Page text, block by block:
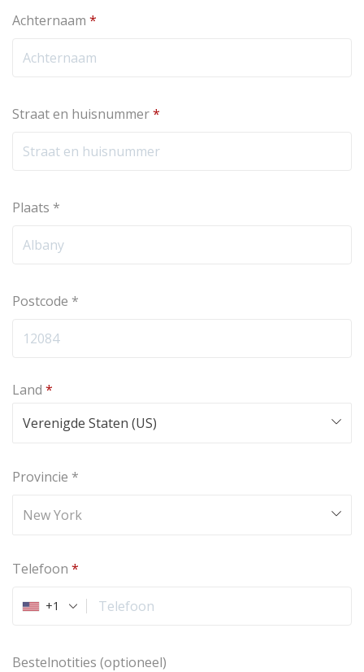
Achternaam *
Straat en huisnummer*
Plaats *
Postcode *
Land *
Verenigde Staten (US)
Provincie *
New York
Telefoon *
+1
Bestelnotities (optioneel)